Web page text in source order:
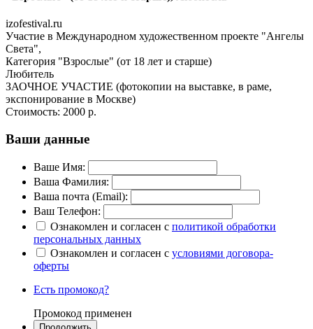
izofestival.ru
Участие в Международном художественном проекте "Ангелы
Света",
Категория "Взрослые" (от 18 лет и старше)
Любитель
ЗАОЧНОЕ УЧАСТИЕ (фотокопии на выставке, в раме,
экспонирование в Москве)
Стоимость: 2000 р.
Ваши данные
Ваше Имя:
Ваша Фамилия:
Ваша почта (Email):
Ваш Телефон:
Ознакомлен и согласен с политикой обработки
персональных данных
Ознакомлен и согласен с условиями договора-
оферты
Есть промокод?
Промокод применен